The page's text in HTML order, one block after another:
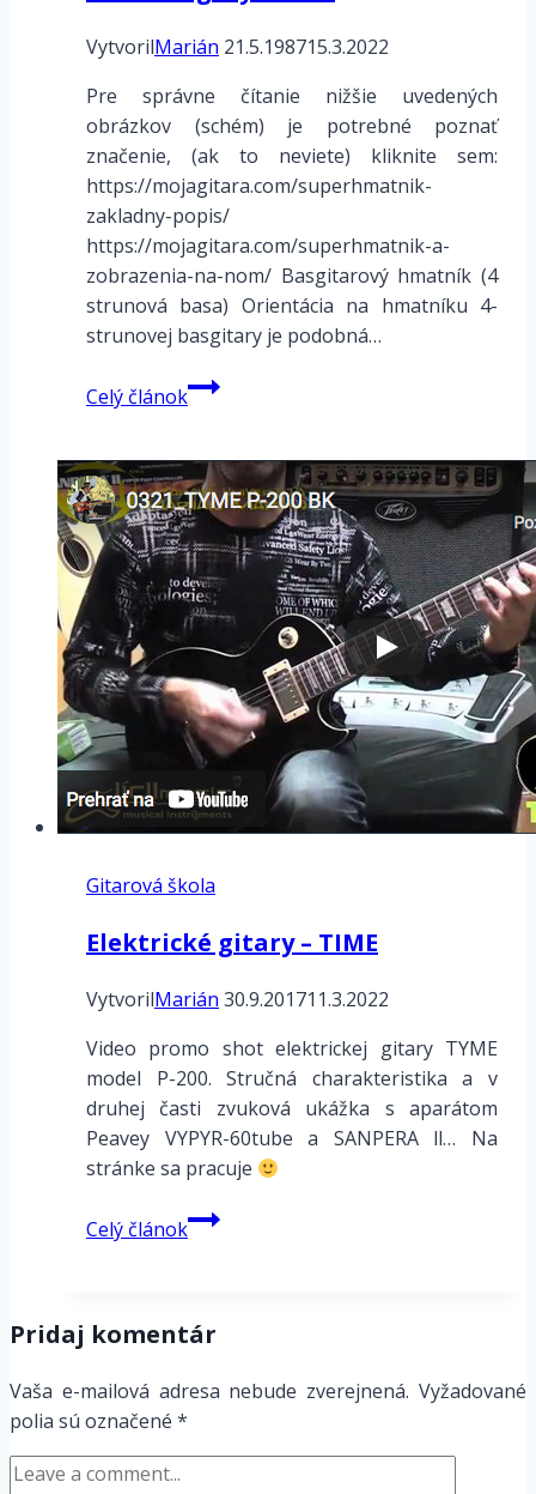
VytvorilMarián 21.5.198715.3.2022
Pre správne čítanie nižšie uvedených
obrázkov (schém) je potrebné poznať
značenie, (ak to neviete) kliknite sem:
https://mojagitara.com/superhmatnik-
zakladny-popis/
https://mojagitara.com/superhmatnik-a-
zobrazenia-na-nom/ Basgitarový hmatník (4
strunová basa) Orientácia na hmatníku 4-
strunovej basgitary je podobná…
Celý článokBasové
figúry
Beat
Gitarová škola
Elektrické gitary – TIME
VytvorilMarián 30.9.201711.3.2022
Video promo shot elektrickej gitary TYME
model P-200. Stručná charakteristika a v
druhej časti zvuková ukážka s aparátom
Peavey VYPYR-60tube a SANPERA ll… Na
stránke sa pracuje
Celý článokElektrické
gitary
Pridaj komentár
Vaša e-mailová adresa nebude zverejnená. Vyžadované
polia sú označené *